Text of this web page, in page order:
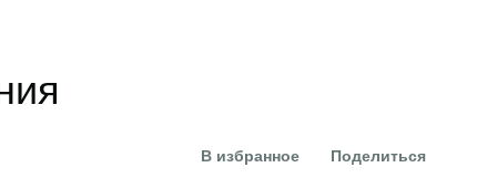
В избранное Поделиться